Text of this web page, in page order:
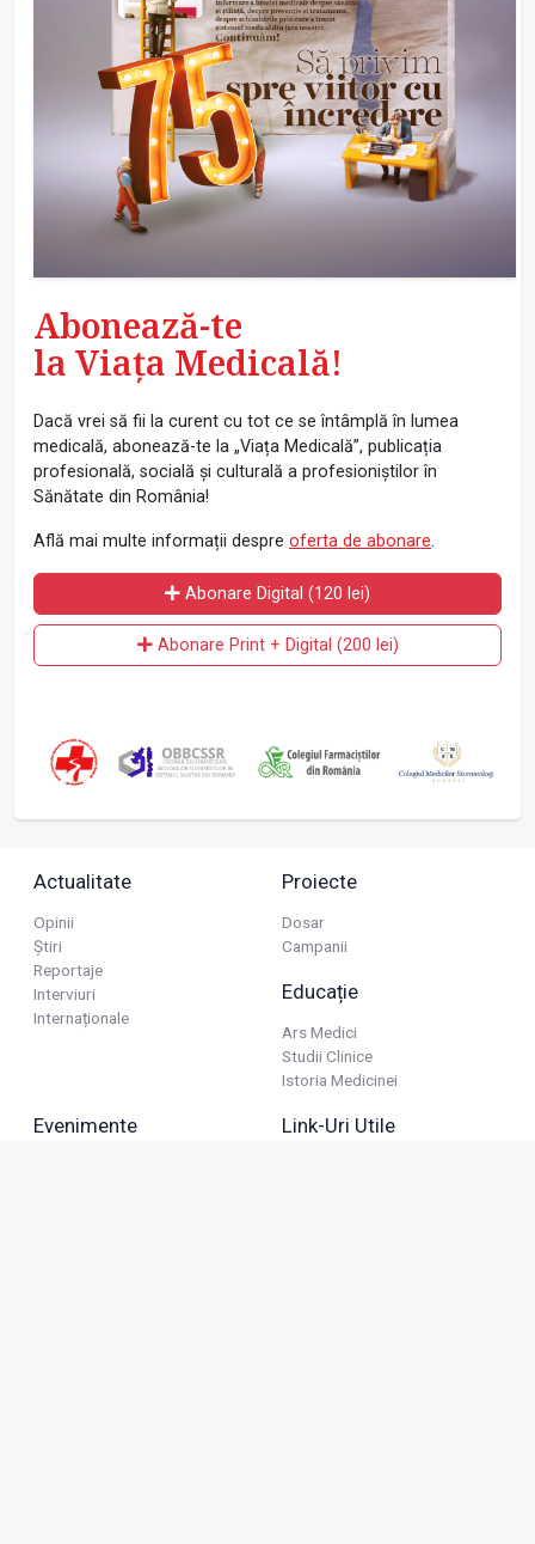
Abonează-te
la Viața Medicală!
Dacă vrei să fii la curent cu tot ce se întâmplă în lumea
medicală, abonează-te la „Viața Medicală”, publicația
profesională, socială și culturală a profesioniștilor în
Sănătate din România!
Află mai multe informații despre oferta de abonare.
Abonare Digital (120 lei)
Abonare Print + Digital (200 lei)
Actualitate
Opinii
Știri
Reportaje
Interviuri
Internaționale
Proiecte
Dosar
Campanii
Educație
Ars Medici
Studii Clinice
Istoria Medicinei
Evenimente Link-Uri Utile